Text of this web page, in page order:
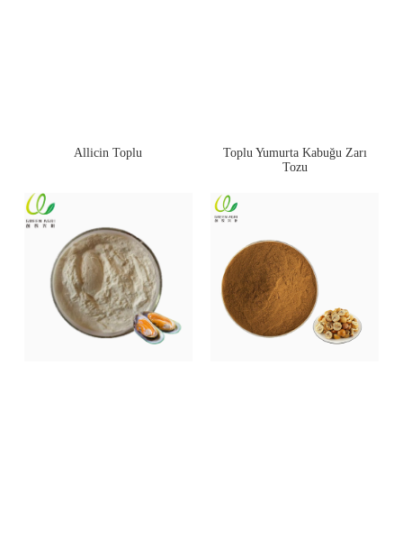
Allicin Toplu
Toplu Yumurta Kabuğu Zarı
Tozu